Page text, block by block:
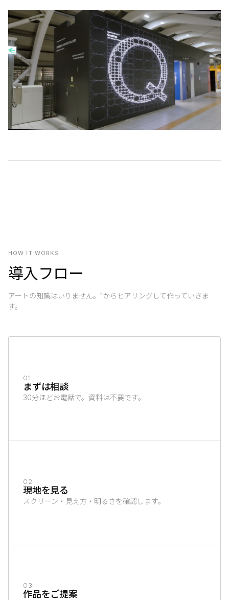
HOW IT WORKS
導入フロー
アートの知識はいりません。1からヒアリングして作っていきま
す。
01
まずは相談
30分ほどお電話で。資料は不要です。
02
現地を見る
スクリーン・見え方・明るさを確認します。
03
作品をご提案